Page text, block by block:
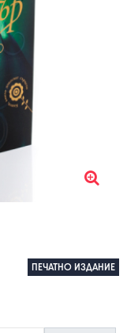
ПЕЧАТНО ИЗДАНИЕ